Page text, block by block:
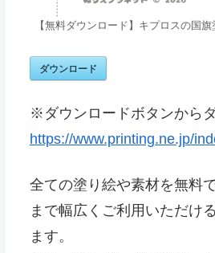
【無料ダウンロード】キプロスの国
ダウンロード
※ダウンロードボタンから
https://www.printing.ne.jp/
全ての塗り絵や素材を無料
まで幅広くご利用いただけ
ます。